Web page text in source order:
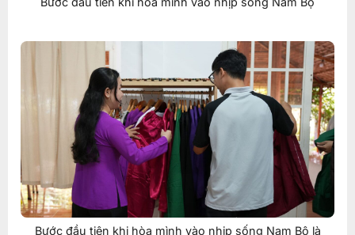
Bước đầu tiên khi hòa mình vào nhịp sống Nam Bộ là